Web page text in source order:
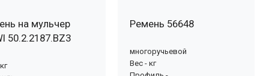
на мульчер
50.2.2187.BZ3
Ремень 56648
многоручьевой
Вес - кг